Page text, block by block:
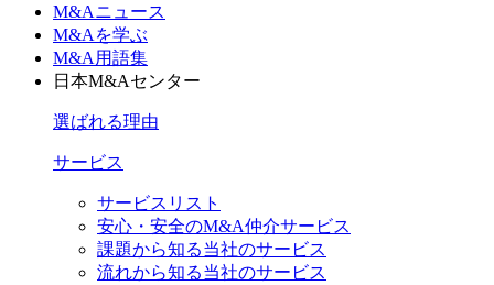
M&Aニュース
M&Aを学ぶ
M&A用語集
日本M&Aセンター
選ばれる理由
サービス
サービスリスト
安心・安全のM&A仲介サービス
課題から知る当社のサービス
流れから知る当社のサービス